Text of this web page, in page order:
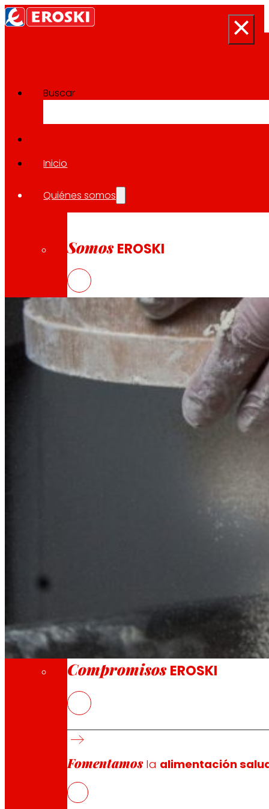
Buscar
Inicio
Quiénes somos
Somos EROSKI
Así somos
Todo nuestro ADN: un viaje por la misión, la
Compromisos EROSKI
Fomentamosla alimentación
Proyectos de Innovación
Volver a todos los proyectos
2025
INSOSTPACK: residuos que
INSOSTPACK es un ambicioso proyecto de I+D
contenedores inteligentes.
Un enfoque revolucionario que permitirá a las
El modelo actual de producción alimentaria sigue